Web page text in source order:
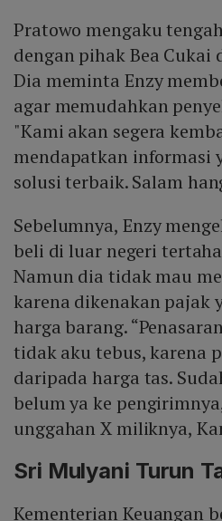
Pratowo mengaku
dengan pihak Bea Cukai
Dia meminta Enzy
agar memudahkan
"Kami akan segera
mendapatkan informasi
solusi terbaik. Salam
Sebelumnya, Enzy
beli di luar negeri
Namun dia tidak mau
karena dikenakan pajak
harga barang.
tidak aku tebus, karena
daripada harga tas.
belum ya ke
unggahan X miliknya,
Sri Mulyani Turun
Kementerian Keuangan